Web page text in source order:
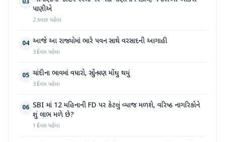
03
પાણીએ
2 કલાક પહેલા
04 આજે આ રાજ્યોમાં ભારે પવન સાથે વરસાદની આગાહી
3 દિવસ પહેલા
05 ચાંદીના ભાવમાં વધારો, સોનું પણ મોંઘુ થયું
3 દિવસ પહેલા
06 SBI માં 12 મહિનાની FD પર કેટલું વ્યાજ મળશે, વરિષ્ઠ નાગરિકોને
શું લાભ મળે છે?
1 દિવસ પહેલા